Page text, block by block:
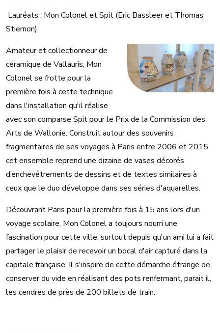
Lauréats : Mon Colonel et Spit (Eric Bassleer et Thomas
Stiernon)
Amateur et collectionneur de
céramique de Vallauris, Mon
Colonel se frotte pour la
première fois à cette technique
dans l'installation qu'il réalise
avec son comparse Spit pour le Prix de la Commission des
Arts de Wallonie. Construit autour des souvenirs
fragmentaires de ses voyages à Paris entre 2006 et 2015,
cet ensemble reprend une dizaine de vases décorés
d’enchevêtrements de dessins et de textes similaires à
ceux que le duo développe dans ses séries d'aquarelles.
Découvrant Paris pour la première fois à 15 ans lors d'un
voyage scolaire, Mon Colonel a toujours nourri une
fascination pour cette ville, surtout depuis qu'un ami lui a fait
partager le plaisir de recevoir un bocal d'air capturé dans la
capitale française. Il s'inspire de cette démarche étrange de
conserver du vide en réalisant des pots renfermant, parait il,
les cendres de près de 200 billets de train.